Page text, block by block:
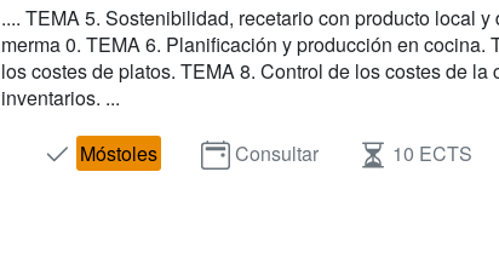
.... TEMA 5. Sostenibilidad, recetario con producto local y
merma 0. TEMA 6. Planificación y producción en cocina.
los costes de platos. TEMA 8. Control de los costes de la
inventarios. ...
Móstoles
Consultar 10 ECTS